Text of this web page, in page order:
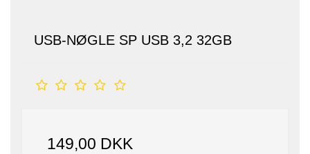
USB-NØGLE SP USB 3,2 32GB
149,00 DKK